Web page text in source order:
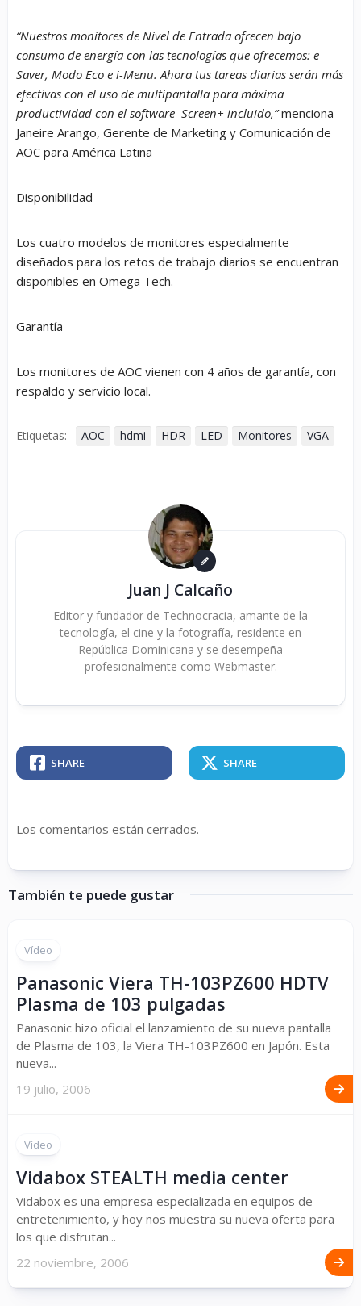
“Nuestros monitores de Nivel de Entrada ofrecen bajo
consumo de energía con las tecnologías que ofrecemos: e-
Saver, Modo Eco e i-Menu. Ahora tus tareas diarias serán más
efectivas con el uso de multipantalla para máxima
productividad con el software Screen+ incluido,”menciona
Janeire Arango, Gerente de Marketing y Comunicación de
AOC para América Latina
Disponibilidad
Los cuatro modelos de monitores especialmente
diseñados para los retos de trabajo diarios se encuentran
disponibles en Omega Tech.
Garantía
Los monitores de AOC vienen con 4 años de garantía, con
respaldo y servicio local.
Etiquetas: AOC hdmi HDR LED Monitores VGA
Juan J Calcaño
Editor y fundador de Technocracia, amante de la
tecnología, el cine y la fotografía, residente en
República Dominicana y se desempeña
profesionalmente como Webmaster.
SHARE SHARE
Los comentarios están cerrados.
También te puede gustar
Vídeo
Panasonic Viera TH-103PZ600 HDTV
Plasma de 103 pulgadas
Panasonic hizo oficial el lanzamiento de su nueva pantalla
de Plasma de 103, la Viera TH-103PZ600 en Japón. Esta
nueva...
19 julio, 2006
Vídeo
Vidabox STEALTH media center
Vidabox es una empresa especializada en equipos de
entretenimiento, y hoy nos muestra su nueva oferta para
los que disfrutan...
22 noviembre, 2006